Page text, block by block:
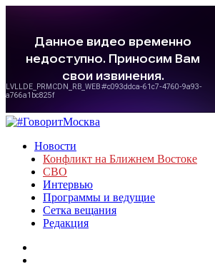
Новости
Конфликт на Ближнем Востоке
СВО
Интервью
Программы и ведущие
Сетка вещания
Редакция